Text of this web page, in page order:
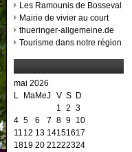
Les Ramounis de Bosseval
Mairie de vivier au court
thueringer-allgemeine.de
Tourisme dans notre région
mai 2026
L
MaMeJ V S D
1 2 3
4 5 6 7 8 9 10
11 12 13 14151617
1819 20 21222324